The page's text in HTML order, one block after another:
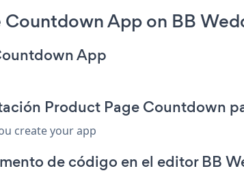
App on BB
App
Product Page Countdown
create your app
de código en el editor BB